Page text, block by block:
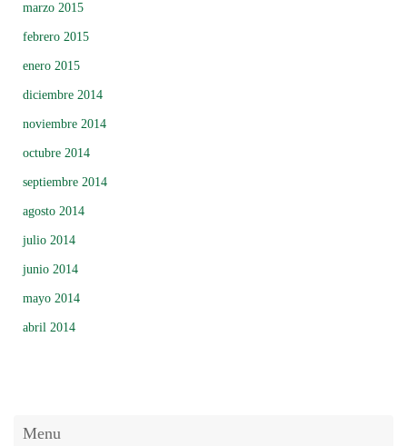
marzo 2015
febrero 2015
enero 2015
diciembre 2014
noviembre 2014
octubre 2014
septiembre 2014
agosto 2014
julio 2014
junio 2014
mayo 2014
abril 2014
Menu